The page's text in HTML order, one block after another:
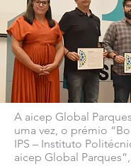
A aicep Global
uma vez, o prémio
IPS – Instituto
aicep Global